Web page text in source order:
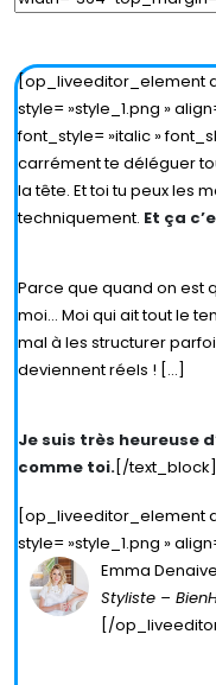
[op_liveeditor_element
style= »style_1.png »
font_style= »italic »
carrément te déléguer
la tête. Et toi tu peux les
techniquement. Et ça
Parce que quand on est
moi… Moi qui ait tout le
mal à les structurer
deviennent réels ! […]
Je suis très heureuse
comme toi.[/
[op_liveeditor_element
style= »style_1.png »
Emma
Styliste –
[/